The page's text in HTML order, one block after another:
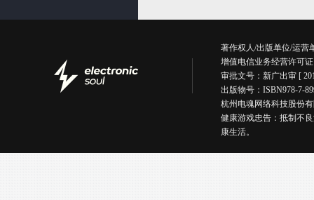
著作权人/出版单位/运营
增值电信业务经营许可
审批文号：新广出审 [
出版物号：ISBN978-7-
杭州电魂网络科技股份有
健康游戏忠告：抵制不
康生活。